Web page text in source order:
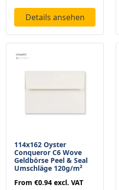
Details ansehen
114x162 Oyster
Conqueror C6 Wove
Geldbörse Peel & Seal
Umschläge 120g/m²
From €0.94 excl. VAT